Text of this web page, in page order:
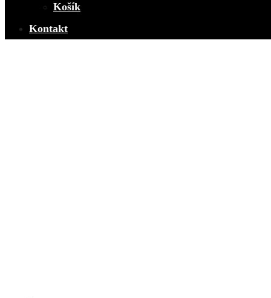
Košík
Kontakt